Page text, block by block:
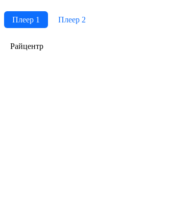
Плеер 1
Плеер 2
Райцентр